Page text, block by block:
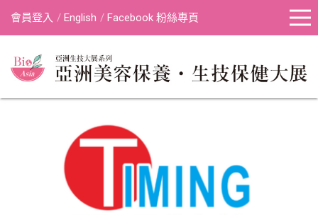
會員登入 English Facebook 粉絲專頁